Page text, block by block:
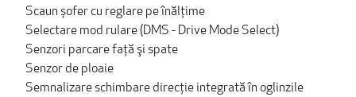
Scaun șofer cu reglare pe înălţime
Selectare mod rulare (DMS - Drive Mode Select)
Senzori parcare faţă şi spate
Senzor de ploaie
Semnalizare schimbare direcție integrată în oglinzile